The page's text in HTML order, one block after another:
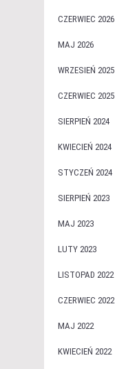
CZERWIEC 2026
MAJ 2026
WRZESIEŃ 2025
CZERWIEC 2025
SIERPIEŃ 2024
KWIECIEŃ 2024
STYCZEŃ 2024
SIERPIEŃ 2023
MAJ 2023
LUTY 2023
LISTOPAD 2022
CZERWIEC 2022
MAJ 2022
KWIECIEŃ 2022